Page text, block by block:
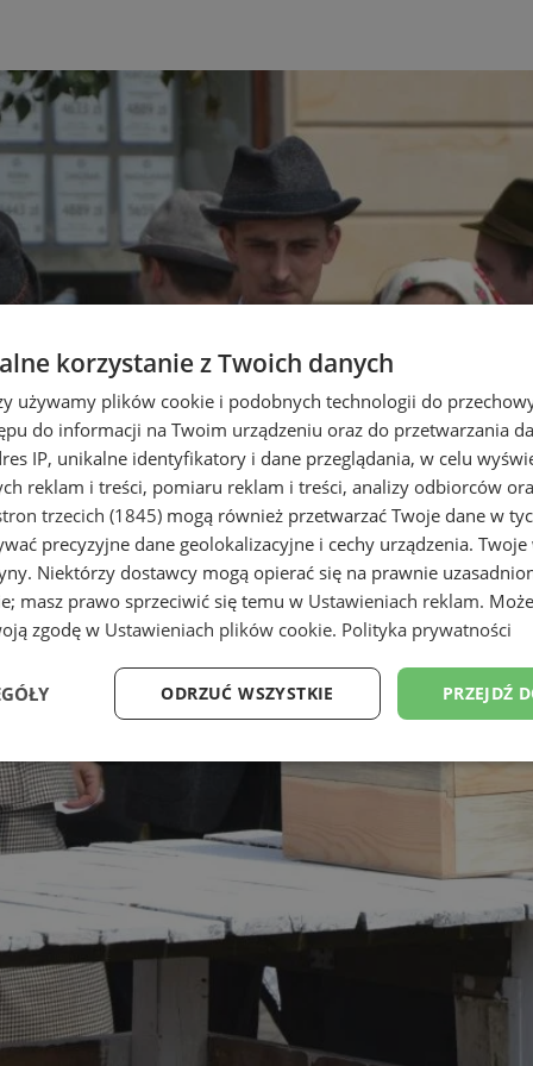
korzystanie z Twoich danych
używamy plików cookie i podobnych technologii do
do informacji na Twoim urządzeniu oraz do przetwarzania
IP, unikalne identyfikatory i dane przeglądania, w celu
reklam i treści, pomiaru reklam i treści, analizy odbiorców
trzecich (1845) mogą również przetwarzać Twoje dane w
precyzyjne dane geolokalizacyjne i cechy urządzenia.
Niektórzy dostawcy mogą opierać się na prawnie
masz prawo sprzeciwić się temu w Ustawieniach reklam.
zgodę w Ustawieniach plików cookie. Polityka prywatności
PRZEJDŹ
ODRZUĆ WSZYSTKIE
Wydajność Targetowanie Funkcjonalność
Wydajność Targetowanie Funkcjonalność
umożliwiają korzystanie z podstawowych funkcji strony internetowej, takich jak
niezbędnych plików cookie nie można prawidłowo korzystać ze strony internetowej.
Provider
Okres
przechowywania